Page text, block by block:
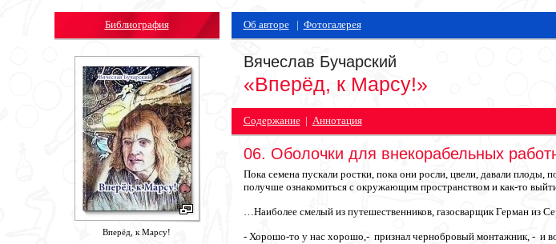
Библиография
Вперёд, к Марсу!
Об авторе| Фотогалерея
Вячеслав Бучарский
«Вперёд, к Марсу!»
Содержание| Аннотация
06. Оболочки для внекорабельных
Пока семена пускали ростки, пока они росли, цвели, давали
получше ознакомиться с окружающим пространством и как-то
…Наиболее смелый из путешественников, газосварщик Герман из
- Хорошо-то у нас хорошо,- признал чернобровый монтажник, - и